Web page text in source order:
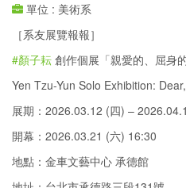
單位 : 美術系
［系友展覽報報］
#顏子耘 創作個展「親愛的、屈身
Yen Tzu-Yun Solo Exhibition:
展期：2026.03.12 (四) –
開幕：2026.03.21 (六) 16:30
地點：金車文藝中心 承德館